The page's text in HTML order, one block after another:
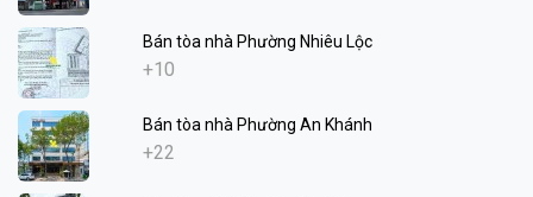
Bán tòa nhà Phường Nhiêu Lộc
+10
Bán tòa nhà Phường An Khánh
+22